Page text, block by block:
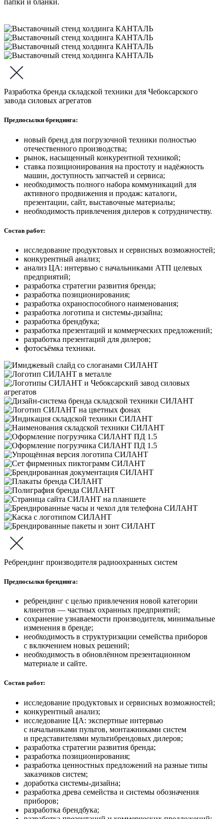
Разработка бренда складской техники для Чебоксарского
завода силовых агрегатов
Предпосылки брендинга:
новый бренд для погрузочной техники полностью
отечественного производства;
рынок, насыщенный конкурентной техникой;
ставка позиционирования на простоту и надёжность
машин, доступность запчастей и сервиса;
необходимость полного набора коммуникаций для
активного продвижения и продаж: каталоги,
презентации, сайт, выставочные материалы;
необходимость привлечения дилеров к сотрудничеству.
Состав работ:
исследование продуктовых и сервисных возможностей;
конкурентный анализ;
анализ ЦА: интервью с начальниками АТП целевых
предприятий;
разработка стратегии развития бренда;
разработка позиционирования;
разработка охраноспособного наименования;
разработка логотипа и системы-дизайна;
разработка брендбука;
разработка презентаций и коммерческих предложений;
разработка презентаций для дилеров;
фотосъёмка техники.
Ребрендинг производителя радиоохранных систем
Предпосылки брендинга:
ребрендинг с целью привлечения новой категории
клиентов — частных охранных предприятий;
сохранение узнаваемости производителя, минимальные
изменения в бренде;
необходимость в структуризации семейства приборов
с включением новых решений;
необходимость в обновлённом презентационном
материале и сайте.
Состав работ:
исследование продуктовых и сервисных возможностей;
конкурентный анализ;
исследование ЦА: экспертные интервью
с начальниками пультов, монтажниками систем
и представителями мультибрендовых дилеров;
разработка стратегии развития бренда;
разработка позиционирования;
разработка ценностных предложений на разные типы
заказчиков систем;
доработка системы-дизайна;
разработка древа семейства и системы обозначения
приборов;
разработка брендбука;